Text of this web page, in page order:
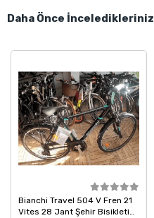
Daha Önce İnceledikleriniz
Bianchi Travel 504 V Fren 21
Vites 28 Jant Şehir Bisikleti